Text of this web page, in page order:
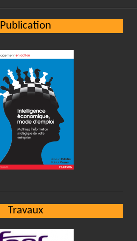
Publication
Travaux